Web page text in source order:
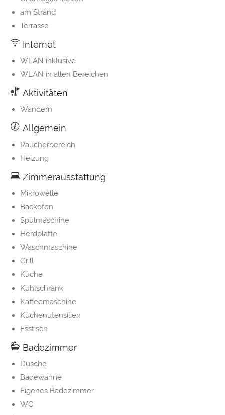
am Strand
Terrasse
Internet
WLAN inklusive
WLAN in allen Bereichen
Aktivitäten
Wandern
Allgemein
Raucherbereich
Heizung
Zimmerausstattung
Mikrowelle
Backofen
Spülmaschine
Herdplatte
Waschmaschine
Grill
Küche
Kühlschrank
Kaffeemaschine
Küchenutensilien
Esstisch
Badezimmer
Dusche
Badewanne
Eigenes Badezimmer
WC